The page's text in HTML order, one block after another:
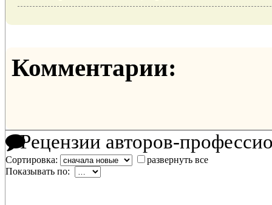
Комментарии:
Рецензии авторов-
Сортировка:
развернуть все
Показывать по: